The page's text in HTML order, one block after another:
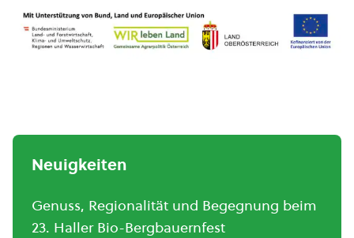
Neuigkeiten
Genuss, Regionalität und Begegnung beim
23. Haller Bio-Bergbauernfest